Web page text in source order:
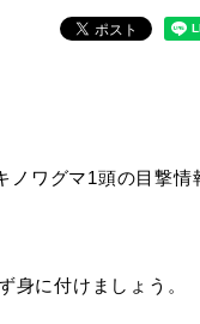
税金
ワグマ1頭の目撃情
身に付けましょう。